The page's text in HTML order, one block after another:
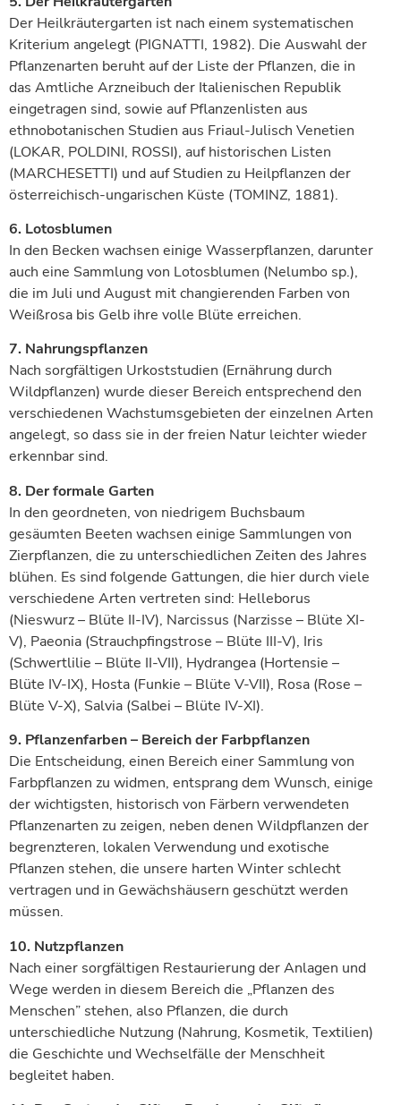
Der Heilkräutergarten ist nach einem systematischen
Kriterium angelegt (PIGNATTI, 1982). Die Auswahl der
Pflanzenarten beruht auf der Liste der Pflanzen, die in
das Amtliche Arzneibuch der Italienischen Republik
eingetragen sind, sowie auf Pflanzenlisten aus
ethnobotanischen Studien aus Friaul-Julisch Venetien
(LOKAR, POLDINI, ROSSI), auf historischen Listen
(MARCHESETTI) und auf Studien zu Heilpflanzen der
österreichisch-ungarischen Küste (TOMINZ, 1881).
6. Lotosblumen
In den Becken wachsen einige Wasserpflanzen, darunter
auch eine Sammlung von Lotosblumen (Nelumbo sp.),
die im Juli und August mit changierenden Farben von
Weißrosa bis Gelb ihre volle Blüte erreichen.
7. Nahrungspflanzen
Nach sorgfältigen Urkoststudien (Ernährung durch
Wildpflanzen) wurde dieser Bereich entsprechend den
verschiedenen Wachstumsgebieten der einzelnen Arten
angelegt, so dass sie in der freien Natur leichter wieder
erkennbar sind.
8. Der formale Garten
In den geordneten, von niedrigem Buchsbaum
gesäumten Beeten wachsen einige Sammlungen von
Zierpflanzen, die zu unterschiedlichen Zeiten des Jahres
blühen. Es sind folgende Gattungen, die hier durch viele
verschiedene Arten vertreten sind: Helleborus
(Nieswurz – Blüte II-IV), Narcissus (Narzisse – Blüte XI-
V), Paeonia (Strauchpfingstrose – Blüte III-V), Iris
(Schwertlilie – Blüte II-VII), Hydrangea (Hortensie –
Blüte IV-IX), Hosta (Funkie – Blüte V-VII), Rosa (Rose –
Blüte V-X), Salvia (Salbei – Blüte IV-XI).
9. Pflanzenfarben – Bereich der Farbpflanzen
Die Entscheidung, einen Bereich einer Sammlung von
Farbpflanzen zu widmen, entsprang dem Wunsch, einige
der wichtigsten, historisch von Färbern verwendeten
Pflanzenarten zu zeigen, neben denen Wildpflanzen der
begrenzteren, lokalen Verwendung und exotische
Pflanzen stehen, die unsere harten Winter schlecht
vertragen und in Gewächshäusern geschützt werden
müssen.
10. Nutzpflanzen
Nach einer sorgfältigen Restaurierung der Anlagen und
Wege werden in diesem Bereich die „Pflanzen des
Menschen” stehen, also Pflanzen, die durch
unterschiedliche Nutzung (Nahrung, Kosmetik, Textilien)
die Geschichte und Wechselfälle der Menschheit
begleitet haben.